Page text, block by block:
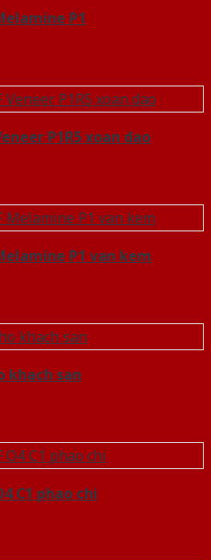
P1
P1R5 xoan dao
P1 van kem
khach san
C1 phao chi